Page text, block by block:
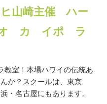
山崎主催 ハー
カ イポ ラ
教室！本場ハワイの伝統あ
か？スクールは、東京
・名古屋にもあります。